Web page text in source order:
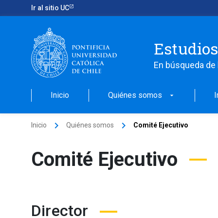
Ir al sitio UC
En búsqueda
Inicio Quiénes somos arrow_drop_down
Inicio keyboard_arrow_right Quiénes somos keyboard_arrow_right Comité Ejecutivo
Comité Ejecutivo
Director